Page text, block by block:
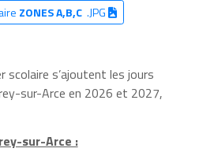
ZONES A,B,C.JPG
scolaire s’ajoutent les jours
sur-Arce en 2026 et 2027,
sur-Arce :